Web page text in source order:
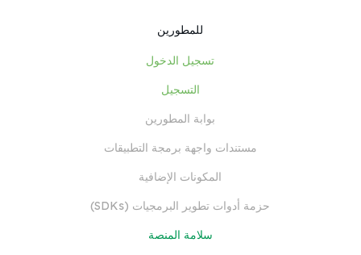
للمطورين
تسجيل الدخول
التسجيل
بوابة المطورين
مستندات واجهة برمجة التطبيقات
المكونات الإضافية
حزمة أدوات تطوير البرمجيات (SDKs)
سلامة المنصة